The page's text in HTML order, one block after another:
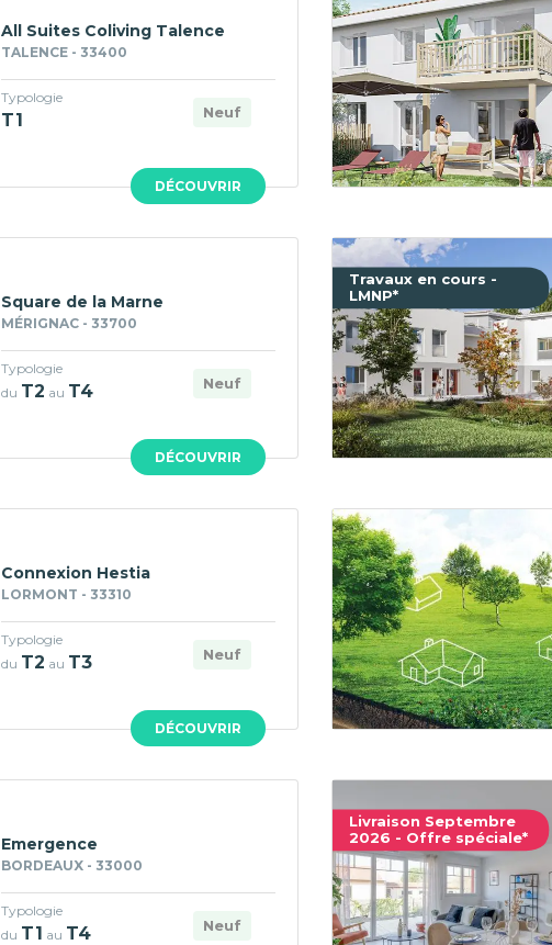
DÉCOUVRIR
All Suites Coliving Talence
TALENCE - 33400
Neuf
Typologie
T1
DÉCOUVRIR
Square de la Marne
MÉRIGNAC - 33700
Neuf
Typologie
du T2 au T4
Travaux en cours -
LMNP*
DÉCOUVRIR
Connexion Hestia
LORMONT - 33310
Neuf
Typologie
du T2 au T3
Emergence
BORDEAUX - 33000
Neuf
Typologie
du T1 au T4
Livraison Septembre
2026 - Offre spéciale*